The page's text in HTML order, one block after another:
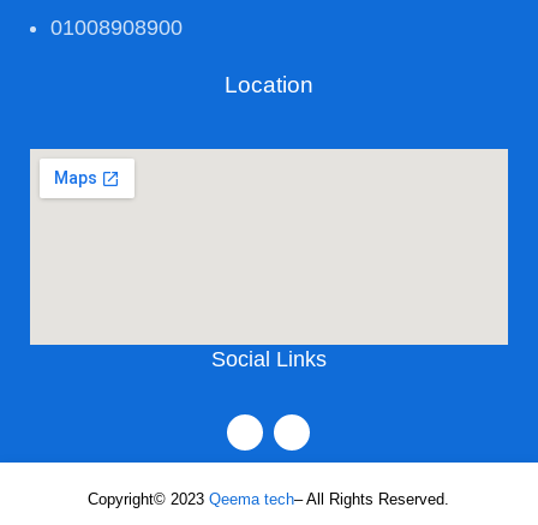
01008908900
Location
Social Links
Copyright© 2023Qeema tech– All Rights Reserved.